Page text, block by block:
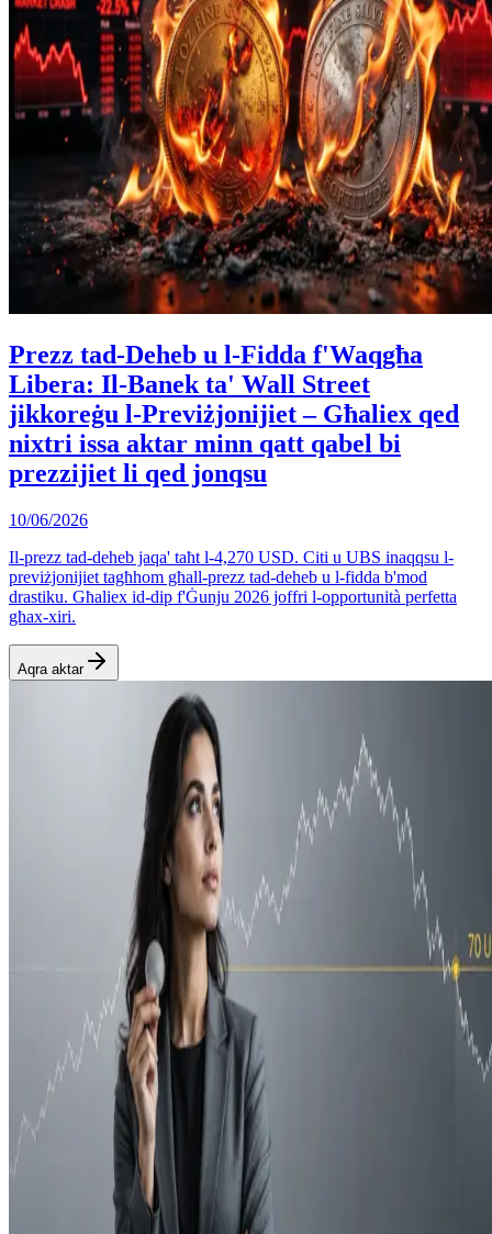
Prezz tad-Deheb u l-Fidda f'Waqgħa
Libera: Il-Banek ta' Wall Street
jikkoreġu l-Previżjonijiet – Għaliex qed
nixtri issa aktar minn qatt qabel bi
prezzijiet li qed jonqsu
10/06/2026
Il-prezz tad-deheb jaqa' taħt l-4,270 USD. Citi u UBS inaqqsu l-
previżjonijiet tagħhom għall-prezz tad-deheb u l-fidda b'mod
drastiku. Għaliex id-dip f'Ġunju 2026 joffri l-opportunità perfetta
għax-xiri.
Aqra aktar